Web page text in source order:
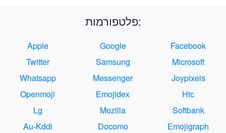
פלטפורמות:
Apple Google
Facebook
Twitter
Samsung
Microsoft
Whatsapp
Messenger
Joypixels
Openmoji
Emojidex
Htc
Lg
Mozilla
Softbank
Au-Kddi
Docomo
Emojigraph